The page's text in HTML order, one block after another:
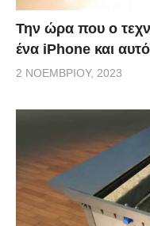
Την ώρα που ο
ένα iPhone και
2 ΝΟΕΜΒΡΊΟΥ, 2023